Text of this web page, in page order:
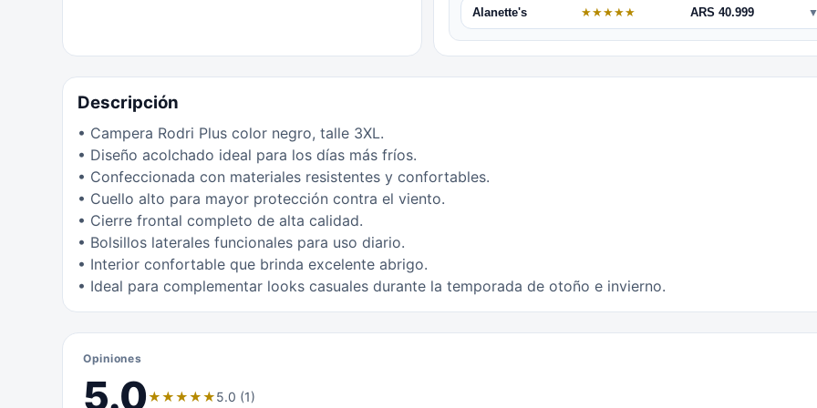
Alanette's ★★★★★ ARS 40.999
Descripción
• Campera Rodri Plus color negro, talle 3XL.
• Diseño acolchado ideal para los días más fríos.
• Confeccionada con materiales resistentes y confortables.
• Cuello alto para mayor protección contra el viento.
• Cierre frontal completo de alta calidad.
• Bolsillos laterales funcionales para uso diario.
• Interior confortable que brinda excelente abrigo.
• Ideal para complementar looks casuales durante la temporada de otoño e invierno.
Opiniones
5.0★★★★★5.0 (1)